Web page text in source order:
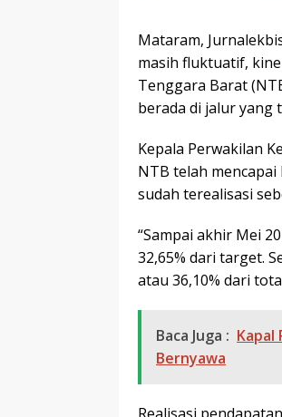
Mataram,
masih fluktuatif,
Tenggara Barat
berada di jalur yang
Kepala Perwakilan
NTB telah mencapai
sudah terealisasi
“Sampai akhir Mei
32,65% dari target.
atau 36,10% dari
Baca Juga : Kapal
Bernyawa